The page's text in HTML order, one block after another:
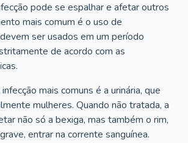
pode se espalhar e afetar outros
mais comum é o uso de
ser usados em um período
de acordo com as
mais comuns é a urinária, que
mulheres. Quando não tratada, a
não só a bexiga, mas também o rim,
entrar na corrente sanguínea.